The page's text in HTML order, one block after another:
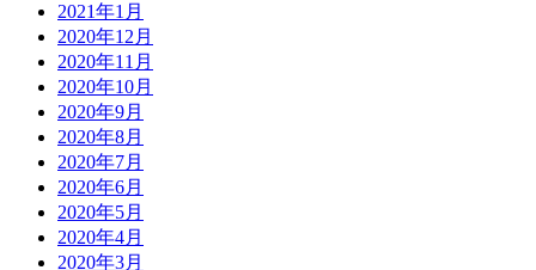
2021年1月
2020年12月
2020年11月
2020年10月
2020年9月
2020年8月
2020年7月
2020年6月
2020年5月
2020年4月
2020年3月